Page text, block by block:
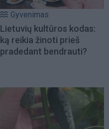
Gyvenimas
Lietuvių kultūros kodas:
ką reikia žinoti prieš
pradedant bendrauti?